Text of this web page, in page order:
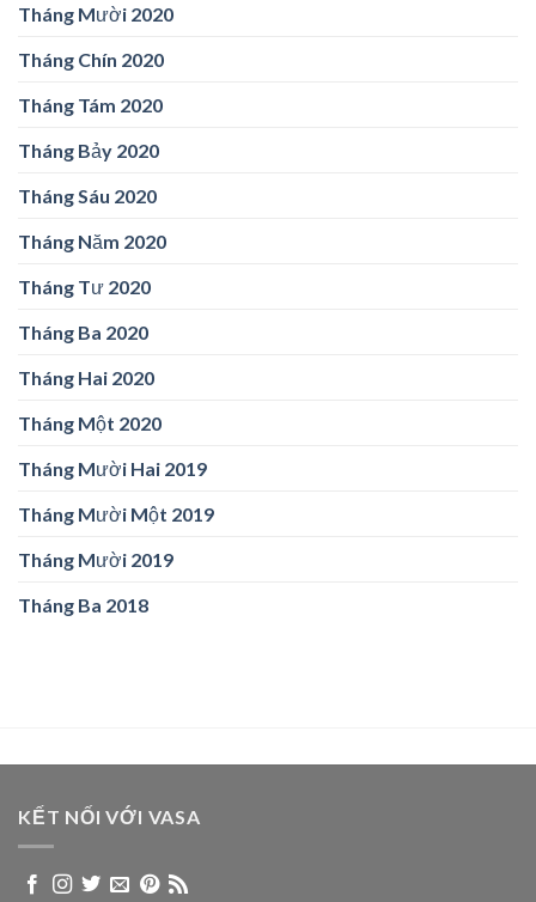
Tháng Mười 2020
Tháng Chín 2020
Tháng Tám 2020
Tháng Bảy 2020
Tháng Sáu 2020
Tháng Năm 2020
Tháng Tư 2020
Tháng Ba 2020
Tháng Hai 2020
Tháng Một 2020
Tháng Mười Hai 2019
Tháng Mười Một 2019
Tháng Mười 2019
Tháng Ba 2018
KẾT NỐI VỚI VASA